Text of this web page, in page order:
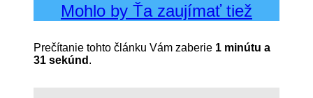
Mohlo by Ťa zaujímať tiež
Prečítanie tohto článku Vám zaberie 1 minútu a
31 sekúnd .